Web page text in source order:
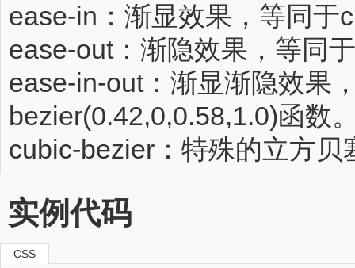
ease-in：渐显效果，等同于
ease-out：渐隐效果，等同
ease-in-out：渐显渐隐效果
bezier(0.42,0,0.58,1.0)函数
cubic-bezier：特殊的立方贝
实例代码
CSS